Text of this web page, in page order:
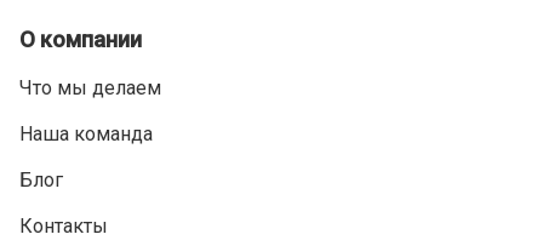
О компании
Что мы делаем
Наша команда
Блог
Контакты